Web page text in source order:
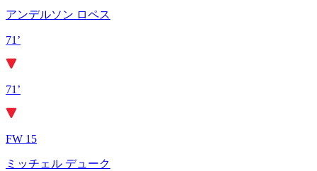
アンデルソン ロペス
71’
71’
FW 15
ミッチェル デューク